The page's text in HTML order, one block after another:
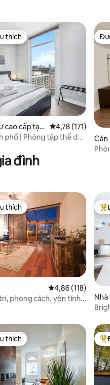
đánh giá
thích
thích
cao cấp tại
Xếp hạng trung
4,78 (171)
phố | Phòng tập thể dục
Căn
đình
đánh giá
thích
thích
Xếp hạng trung
4,86 (118)
phong cách, yên tĩnh
thích
thích